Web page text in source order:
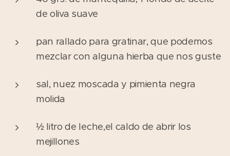
de oliva suave
pan rallado para gratinar, que podemos
mezclar con alguna hierba que nos guste
sal, nuez moscada y pimienta negra
molida
½ litro de leche,el caldo de abrir los
mejillones